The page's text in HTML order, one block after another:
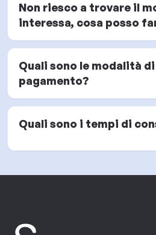
Non riesco a trovare il
interessa, cosa posso
Quali sono le modalità di
pagamento?
Quali sono i tempi di